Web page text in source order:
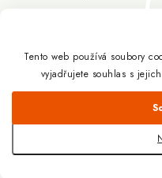
Tento web používá soubory
vyjadřujete souhlas s
Slovník pojmů
Obchodní podmínky
Podmínky ochrany osobních
Berberin - co je zač?
10.3.2025
Facebook
Doplňky výživy pro
ExplomaxShop.cz
Všechna práva